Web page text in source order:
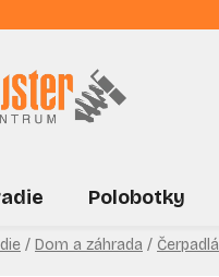
Polobotky
/ Dom a záhrada / Čerpadlá